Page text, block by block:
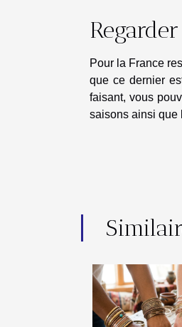
Pour la France
que ce dernier
faisant, vous
saisons ainsi que